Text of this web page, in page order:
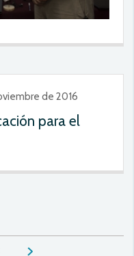
de 2016
para el